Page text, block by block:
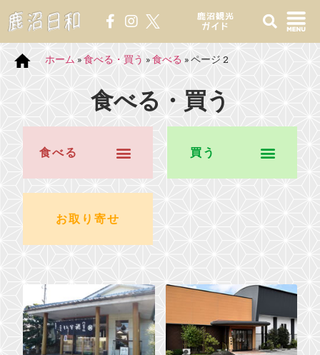
鹿沼観光
ガイド
ホーム »食べる・買う »食べる »ページ 2
食べる・買う
食べる 買う
お取り寄せ